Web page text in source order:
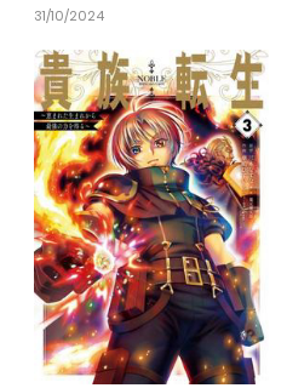
31/10/2024